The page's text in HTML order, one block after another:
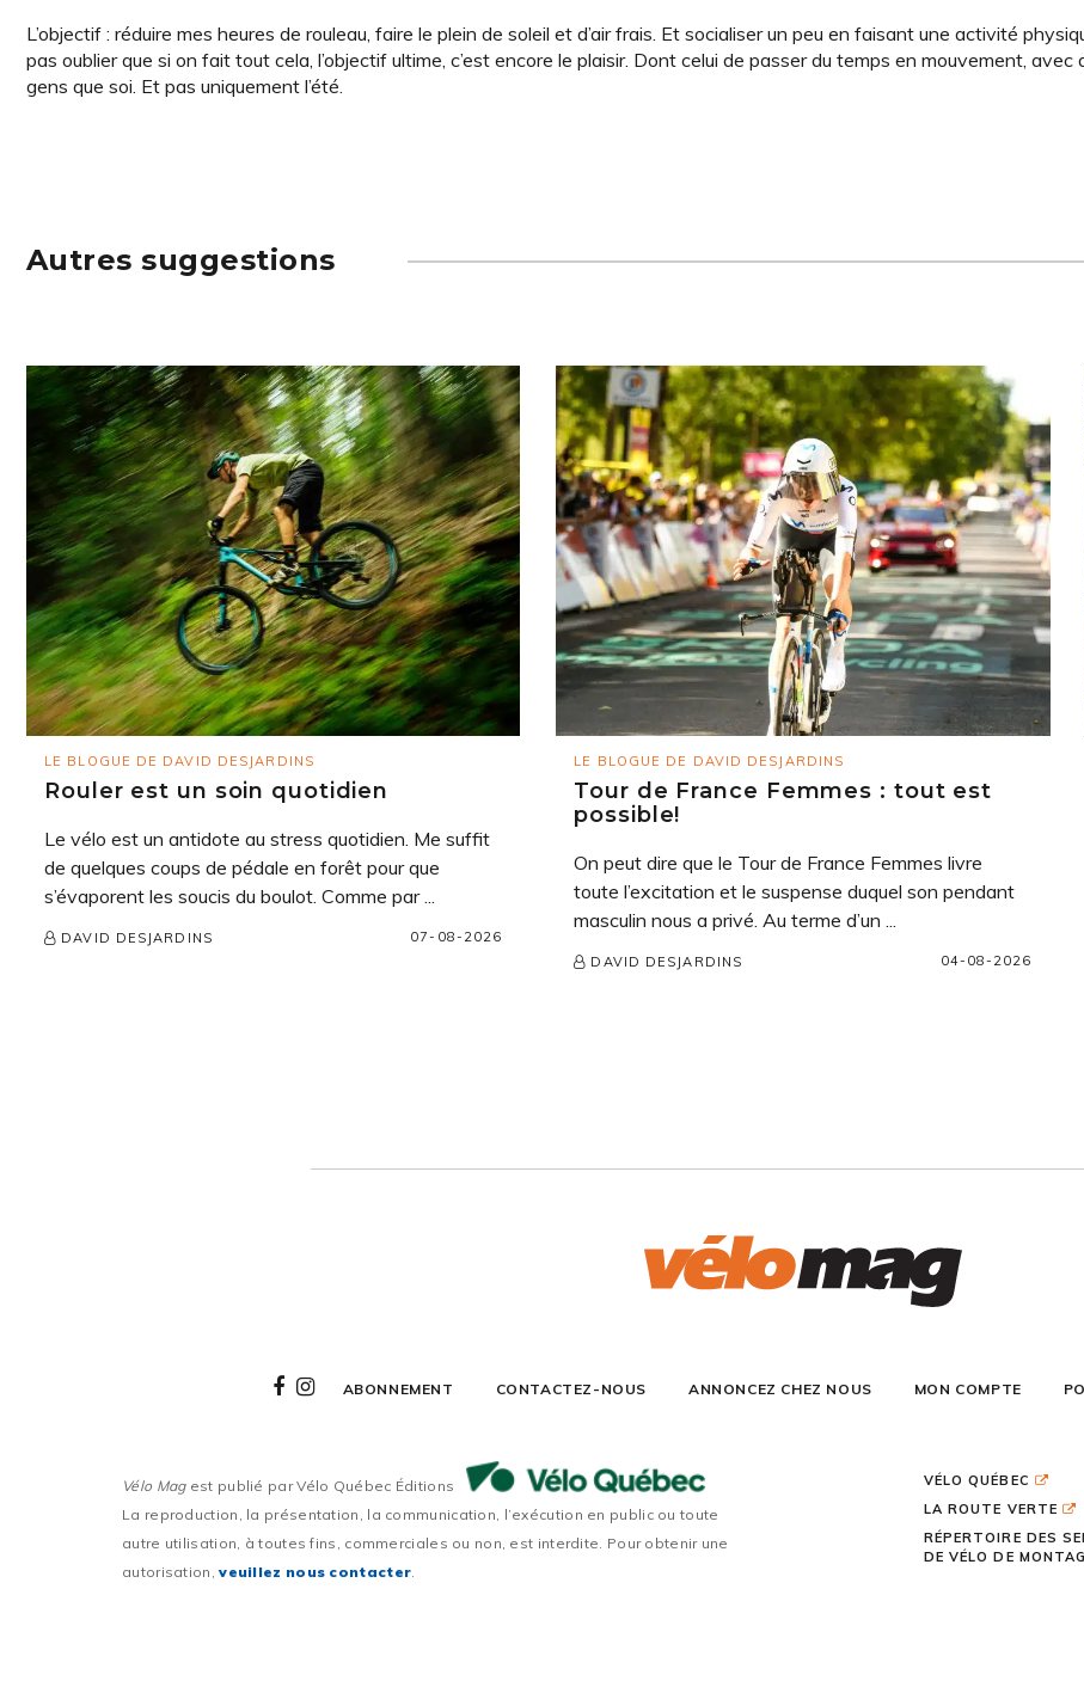
L’objectif : réduire mes heures de rouleau, faire le plein de soleil et d’air frais. Et socialiser un peu en faisant une activité
pas oublier que si on fait tout cela, l’objectif ultime, c’est encore le plaisir. Dont celui de passer du temps en mouvement, avec
gens que soi. Et pas uniquement l’été.
Autres suggestions
LE BLOGUE DE DAVID DESJARDINS
Rouler est un soin quotidien
Le vélo est un antidote au stress quotidien. Me suffit
de quelques coups de pédale en forêt pour que
s’évaporent les soucis du boulot. Comme par ...
DAVID DESJARDINS 07-08-2026
LE BLOGUE DE DAVID DESJARDINS
Tour de France Femmes : tout est
possible!
On peut dire que le Tour de France Femmes livre
toute l’excitation et le suspense duquel son pendant
masculin nous a privé. Au terme d’un ...
DAVID DESJARDINS 04-08-2026
ABONNEMENT CONTACTEZ-NOUS ANNONCEZ CHEZ NOUS MON COMPTE
Vélo Magest publié par Vélo Québec Éditions
La reproduction, la présentation, la communication, l’exécution en public ou toute
autre utilisation, à toutes fins, commerciales ou non, est interdite. Pour obtenir une
autorisation,veuillez nous contacter.
VÉLO QUÉBEC
LA ROUTE VERTE
RÉPERTOIRE DES
DE VÉLO DE